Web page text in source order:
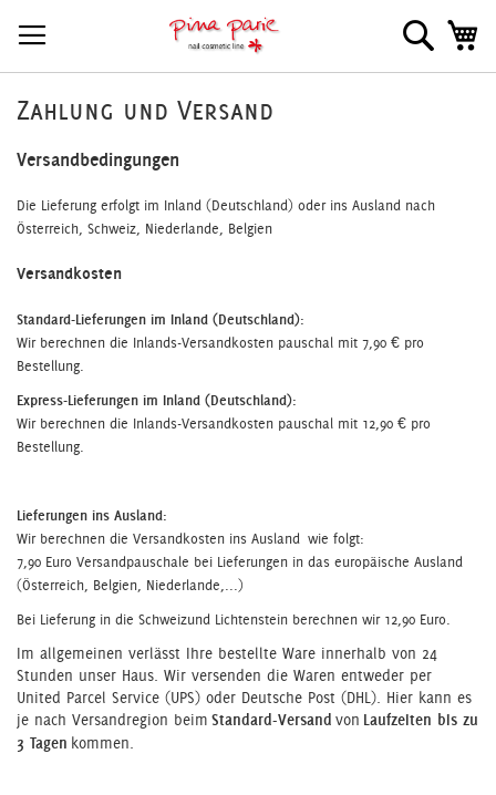
zum
Suche
Zahlung und Versand
Versandbedingungen
Die Lieferung erfolgt im Inland (Deutschland) oder ins Ausland nach
Österreich, Schweiz, Niederlande, Belgien
Versandkosten
Standard-Lieferungen im Inland (Deutschland):
Wir berechnen die Inlands-Versandkosten pauschal mit 7,90 € pro
Bestellung.
Express-Lieferungen im Inland (Deutschland):
Wir berechnen die Inlands-Versandkosten pauschal mit 12,90 € pro
Bestellung.
Lieferungen ins Ausland:
Wir berechnen die Versandkosten ins Ausland wie folgt:
7,90 Euro Versandpauschale bei Lieferungen in das europäische Ausland
(Österreich, Belgien, Niederlande,...)
Bei Lieferung in die Schweizund Lichtenstein berechnen wir 12,90 Euro.
Im allgemeinen verlässt Ihre bestellte Ware innerhalb von 24
Stunden unser Haus. Wir versenden die Waren entweder per
United Parcel Service (UPS) oder Deutsche Post (DHL). Hier kann es
je nach Versandregion beim Standard-Versand von Laufzeiten bis zu
3 Tagen kommen.